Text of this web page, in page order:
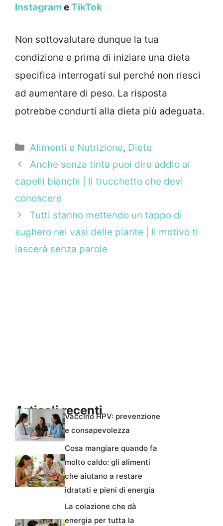
InstagrameTikTok
Non sottovalutare dunque la tua
condizione e prima di iniziare una dieta
specifica interrogati sul perché non riesci
ad aumentare di peso. La risposta
potrebbe condurti alla dieta più adeguata.
Categorie
Alimenti e Nutrizione, Diete
Anche senza tinta puoi dire addio ai
capelli bianchi | Il trucchetto che devi
conoscere
Tutti stanno mettendo un tappo di
sughero nei vasi delle piante | Il motivo ti
lascerà senza parole
Articoli recentiVaccino HPV: prevenzione
e consapevolezza
Cosa mangiare quando fa
molto caldo: gli alimenti
che aiutano a restare
idratati e pieni di energia
La colazione che dà
energia per tutta la